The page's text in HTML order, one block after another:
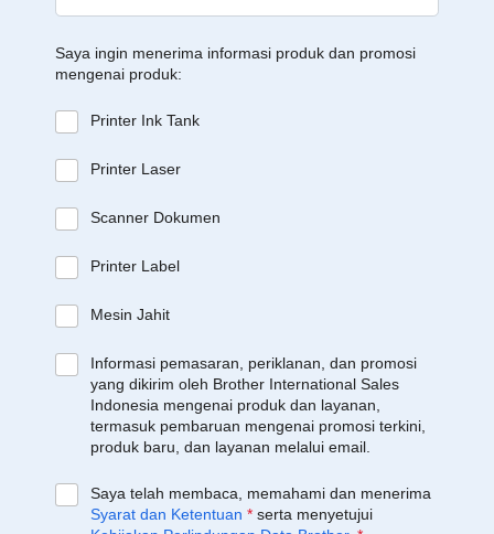
Saya ingin menerima informasi produk dan promosi
mengenai produk:
Printer Ink Tank
Printer Laser
Scanner Dokumen
Printer Label
Mesin Jahit
Informasi pemasaran, periklanan, dan promosi
yang dikirim oleh Brother International Sales
Indonesia mengenai produk dan layanan,
termasuk pembaruan mengenai promosi terkini,
produk baru, dan layanan melalui email.
Saya telah membaca, memahami dan menerima
Syarat dan Ketentuan * serta menyetujui